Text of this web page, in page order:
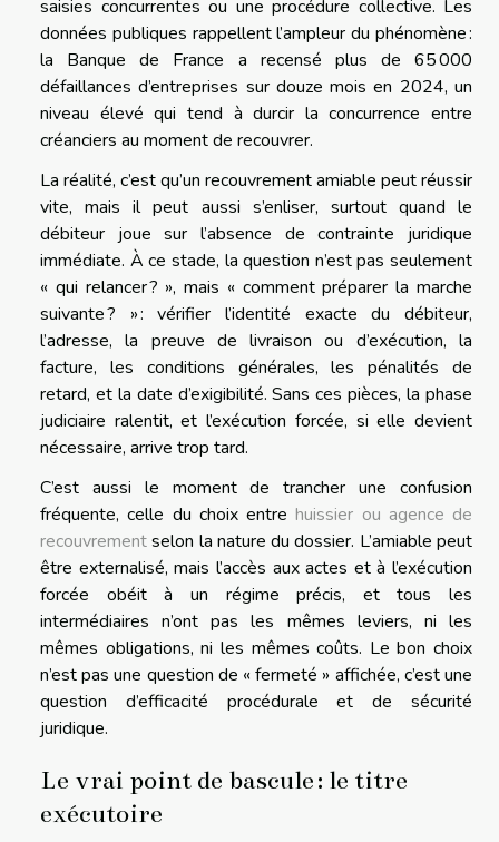
saisies concurrentes ou une procédure collective. Les
données publiques rappellent l’ampleur du phénomène :
la Banque de France a recensé plus de 65 000
défaillances d’entreprises sur douze mois en 2024, un
niveau élevé qui tend à durcir la concurrence entre
créanciers au moment de recouvrer.
La réalité, c’est qu’un recouvrement amiable peut réussir
vite, mais il peut aussi s’enliser, surtout quand le
débiteur joue sur l’absence de contrainte juridique
immédiate. À ce stade, la question n’est pas seulement
« qui relancer ? », mais « comment préparer la marche
suivante ? » : vérifier l’identité exacte du débiteur,
l’adresse, la preuve de livraison ou d’exécution, la
facture, les conditions générales, les pénalités de
retard, et la date d’exigibilité. Sans ces pièces, la phase
judiciaire ralentit, et l’exécution forcée, si elle devient
nécessaire, arrive trop tard.
C’est aussi le moment de trancher une confusion
fréquente, celle du choix entrehuissier ou agence de
recouvrementselon la nature du dossier. L’amiable peut
être externalisé, mais l’accès aux actes et à l’exécution
forcée obéit à un régime précis, et tous les
intermédiaires n’ont pas les mêmes leviers, ni les
mêmes obligations, ni les mêmes coûts. Le bon choix
n’est pas une question de « fermeté » affichée, c’est une
question d’efficacité procédurale et de sécurité
juridique.
Le vrai point de bascule : le titre
exécutoire